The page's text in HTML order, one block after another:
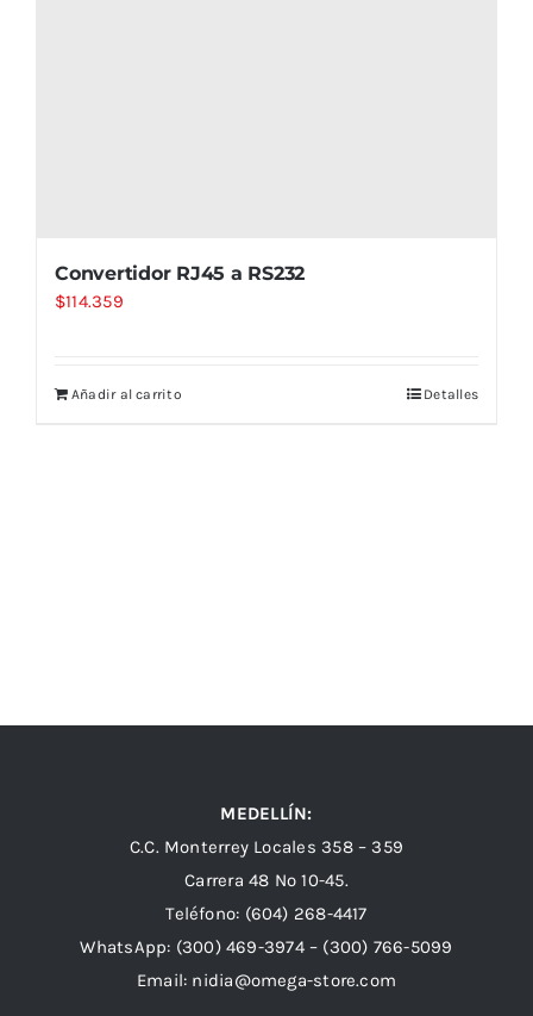
Convertidor RJ45 a RS232
$114.359
Añadir al carrito Detalles
MEDELLÍN:
C.C. Monterrey Locales 358 – 359
Carrera 48 Nº 10-45.
Teléfono: (604) 268-4417
WhatsApp: (300) 469-3974 – (300) 766-5099
Email: nidia@omega-store.com